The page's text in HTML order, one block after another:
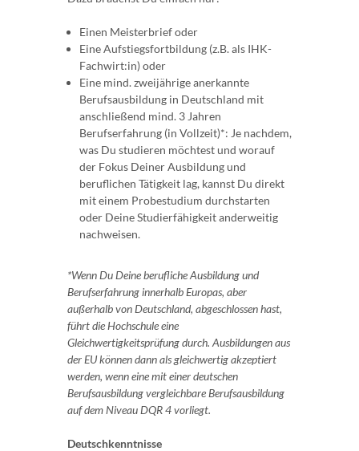
Einen Meisterbrief oder
Eine Aufstiegsfortbildung (z.B. als IHK-
Fachwirt:in) oder
Eine mind. zweijährige anerkannte
Berufsausbildung in Deutschland mit
anschließend mind. 3 Jahren
Berufserfahrung (in Vollzeit)*: Je nachdem,
was Du studieren möchtest und worauf
der Fokus Deiner Ausbildung und
beruflichen Tätigkeit lag, kannst Du direkt
mit einem Probestudium durchstarten
oder Deine Studierfähigkeit anderweitig
nachweisen.
*Wenn Du Deine berufliche Ausbildung und
Berufserfahrung innerhalb Europas, aber
außerhalb von Deutschland, abgeschlossen hast,
führt die Hochschule eine
Gleichwertigkeitsprüfung durch. Ausbildungen aus
der EU können dann als gleichwertig akzeptiert
werden, wenn eine mit einer deutschen
Berufsausbildung vergleichbare Berufsausbildung
auf dem Niveau DQR 4 vorliegt.
Deutschkenntnisse